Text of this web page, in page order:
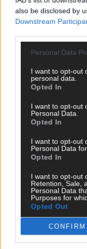
also be disclosed by
Downstream
Personal Data
I want to opt-out
personal data.
Opted In
I want to opt-out
Personal Data.
Opted In
I want to opt-out
Personal Data
Opted In
I want to opt-out
Retention, Sale,
Personal Data
Purposes for
Opted Out
CONFIRM
Telegram:
0162
WhatsApp: 0162
Signal:0162 862
Mediadaten
Deine Botschaft.
Ob Sponsored Post,
erreiche Deine
Jetzt Werbung
Ein Angebot der cozmo news
Netzwerk
cozmo infinity